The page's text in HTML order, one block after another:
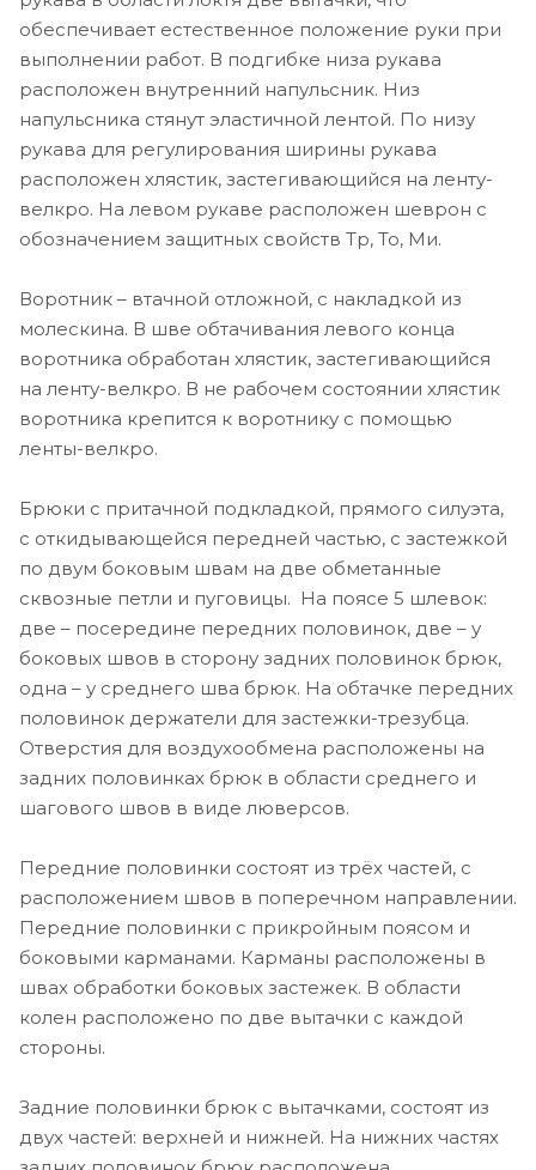
обеспечивает естественное положение руки при
выполнении работ. В подгибке низа рукава
расположен внутренний напульсник. Низ
напульсника стянут эластичной лентой. По низу
рукава для регулирования ширины рукава
расположен хлястик, застегивающийся на ленту-
велкро. На левом рукаве расположен шеврон с
обозначением защитных свойств Тр, То, Ми.
Воротник – втачной отложной, с накладкой из
молескина. В шве обтачивания левого конца
воротника обработан хлястик, застегивающийся
на ленту-велкро. В не рабочем состоянии хлястик
воротника крепится к воротнику с помощью
ленты-велкро.
Брюки с притачной подкладкой, прямого силуэта,
с откидывающейся передней частью, с застежкой
по двум боковым швам на две обметанные
сквозные петли и пуговицы. На поясе 5 шлевок:
две – посередине передних половинок, две – у
боковых швов в сторону задних половинок брюк,
одна – у среднего шва брюк. На обтачке передних
половинок держатели для застежки-трезубца.
Отверстия для воздухообмена расположены на
задних половинках брюк в области среднего и
шагового швов в виде люверсов.
Передние половинки состоят из трёх частей, с
расположением швов в поперечном направлении.
Передние половинки с прикройным поясом и
боковыми карманами. Карманы расположены в
швах обработки боковых застежек. В области
колен расположено по две вытачки с каждой
стороны.
Задние половинки брюк с вытачками, состоят из
двух частей: верхней и нижней. На нижних частях